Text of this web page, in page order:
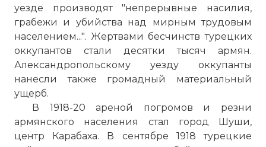
уезде производят "непрерывные насилия,
грабежи и убийства над мирным трудовым
населением...". Жертвами бесчинств турецких
оккупантов стали десятки тысяч армян.
Александропольскому уезду оккупанты
нанесли также громадный материальный
ущерб.
В 1918-20 ареной погромов и резни
армянского населения стал город Шуши,
центр Карабаха. В сентябре 1918 турецкие